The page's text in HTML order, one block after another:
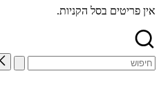
אין פריטים בסל הקניות.
Search
for: